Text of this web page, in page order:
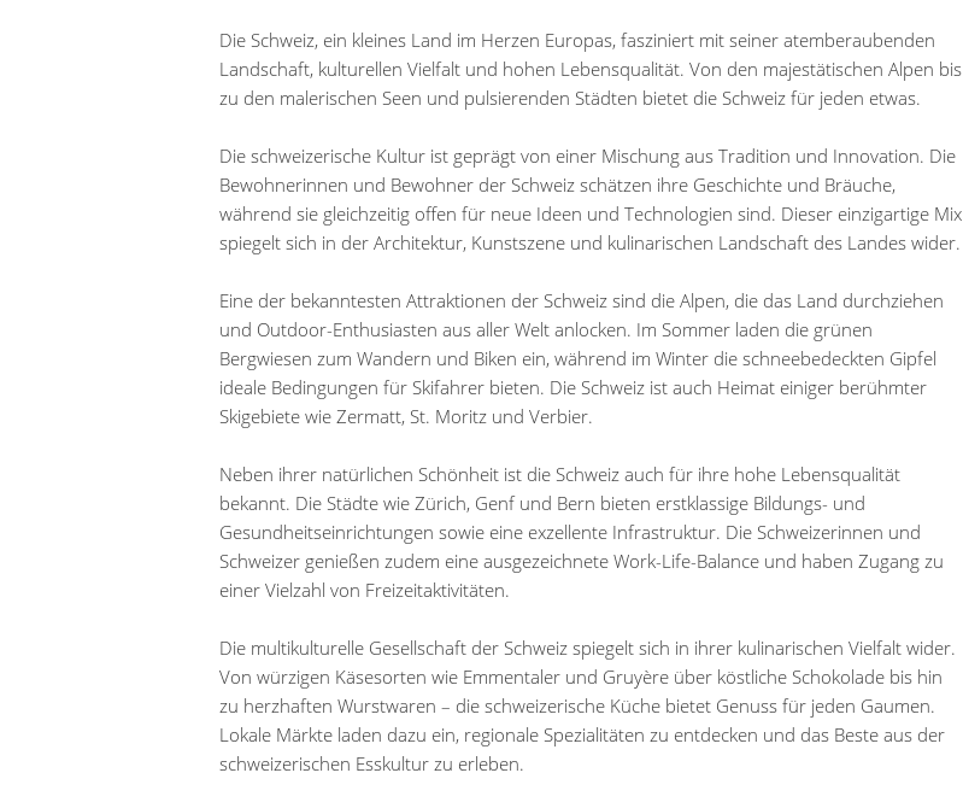
Die Schweiz, ein kleines Land im Herzen Europas, fasziniert mit seiner atemberaubenden
Landschaft, kulturellen Vielfalt und hohen Lebensqualität. Von den majestätischen Alpen bis
zu den malerischen Seen und pulsierenden Städten bietet die Schweiz für jeden etwas.
Die schweizerische Kultur ist geprägt von einer Mischung aus Tradition und Innovation. Die
Bewohnerinnen und Bewohner der Schweiz schätzen ihre Geschichte und Bräuche,
während sie gleichzeitig offen für neue Ideen und Technologien sind. Dieser einzigartige Mix
spiegelt sich in der Architektur, Kunstszene und kulinarischen Landschaft des Landes wider.
Eine der bekanntesten Attraktionen der Schweiz sind die Alpen, die das Land durchziehen
und Outdoor-Enthusiasten aus aller Welt anlocken. Im Sommer laden die grünen
Bergwiesen zum Wandern und Biken ein, während im Winter die schneebedeckten Gipfel
ideale Bedingungen für Skifahrer bieten. Die Schweiz ist auch Heimat einiger berühmter
Skigebiete wie Zermatt, St. Moritz und Verbier.
Neben ihrer natürlichen Schönheit ist die Schweiz auch für ihre hohe Lebensqualität
bekannt. Die Städte wie Zürich, Genf und Bern bieten erstklassige Bildungs- und
Gesundheitseinrichtungen sowie eine exzellente Infrastruktur. Die Schweizerinnen und
Schweizer genießen zudem eine ausgezeichnete Work-Life-Balance und haben Zugang zu
einer Vielzahl von Freizeitaktivitäten.
Die multikulturelle Gesellschaft der Schweiz spiegelt sich in ihrer kulinarischen Vielfalt wider.
Von würzigen Käsesorten wie Emmentaler und Gruyère über köstliche Schokolade bis hin
zu herzhaften Wurstwaren – die schweizerische Küche bietet Genuss für jeden Gaumen.
Lokale Märkte laden dazu ein, regionale Spezialitäten zu entdecken und das Beste aus der
schweizerischen Esskultur zu erleben.